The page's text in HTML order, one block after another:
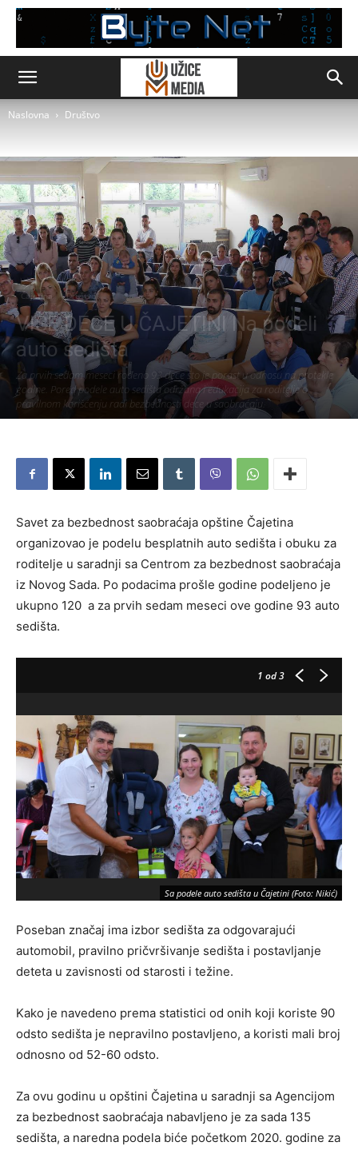
Naslovna Društvo
Čajetina Društvo
VIŠE DECE U ČAJETINI Na podeli
auto sedišta
Za prvih sedam meseci rođeno 93 dece što je porast u odnosu na protekle
godine. Pored podele auto sedišta održana i edukacija za roditelje o
pravilnom korišćenju radi bezbednosti dece u saobraćaju.
Savet za bezbednost saobraćaja opštine Čajetina
organizovao je podelu besplatnih auto sedišta i obuku za
roditelje u saradnji sa Centrom za bezbednost saobraćaja
iz Novog Sada. Po podacima prošle godine podeljeno je
ukupno 120 a za prvih sedam meseci ove godine 93 auto
sedišta.
1 od 3
Sa podele auto sedišta u Čajetini (Foto: Nikić)
Poseban značaj ima izbor sedišta za odgovarajući
automobil, pravilno pričvršivanje sedišta i postavljanje
deteta u zavisnosti od starosti i težine.
Kako je navedeno prema statistici od onih koji koriste 90
odsto sedišta je nepravilno postavljeno, a koristi mali broj
odnosno od 52-60 odsto.
Za ovu godinu u opštini Čajetina u saradnji sa Agencijom
za bezbednost saobraćaja nabavljeno je za sada 135
sedišta, a naredna podela biće početkom 2020. godine za